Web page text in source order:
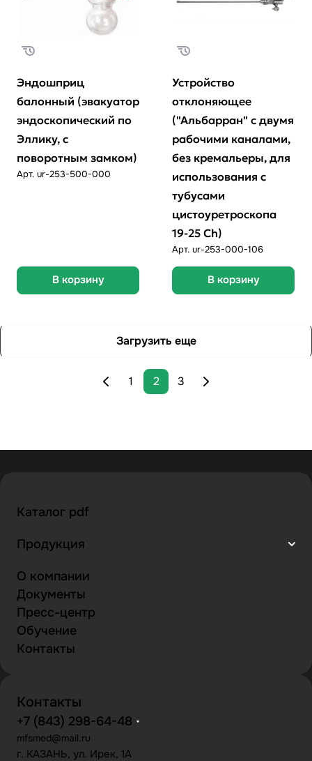
Эндошприц
балонный (эвакуатор
эндоскопический по
Эллику, с
поворотным замком)
Арт. ur-253-500-000
В корзину
Устройство
отклоняющее
("Альбарран" с двумя
рабочими каналами,
без кремальеры, для
использования с
тубусами
цистоуретроскопа
19-25 Ch)
Арт. ur-253-000-106
В корзину
Загрузить еще
1 2 3
Каталог pdf
Продукция
О компании
Документы
Пресс-центр
Обучение
Контакты
Контакты
+7 (843) 298-64-48
mfsmed@mail.ru
г. КАЗАНЬ, ул. Ирек, 1А